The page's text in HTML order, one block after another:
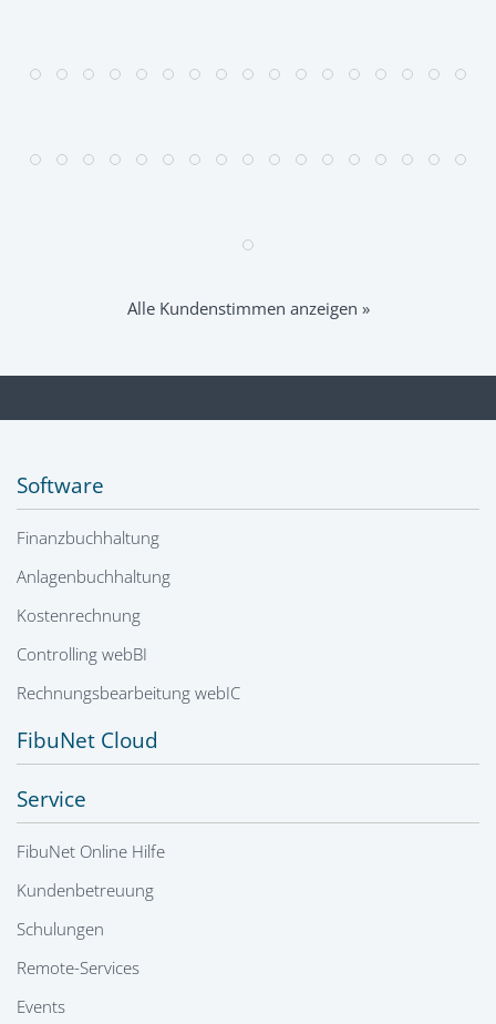
Alle Kundenstimmen anzeigen »
Software
Finanzbuchhaltung
Anlagenbuchhaltung
Kostenrechnung
Controlling webBI
Rechnungsbearbeitung webIC
FibuNet Cloud
Service
FibuNet Online Hilfe
Kundenbetreuung
Schulungen
Remote-Services
Events